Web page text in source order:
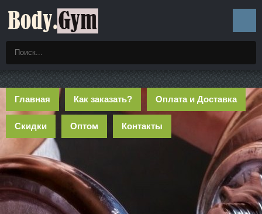
Главная Как заказать? Оплата и Доставка
Скидки Оптом Контакты